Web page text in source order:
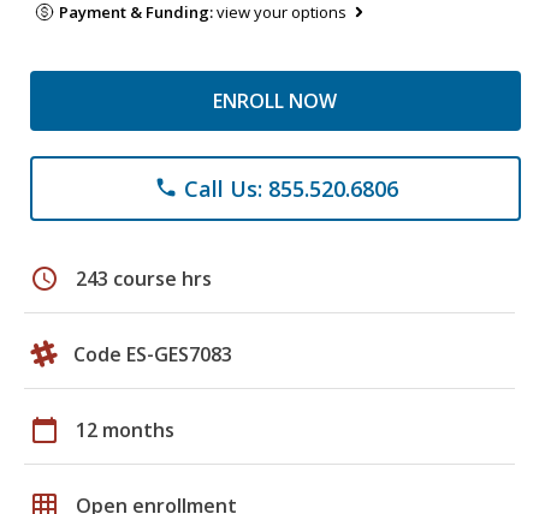
Payment & Funding:view your options
ENROLL NOW
phone Call Us: 855.520.6806
schedule 243 course hrs
Code ES-GES7083
calendar_today 12 months
grid_on Open enrollment